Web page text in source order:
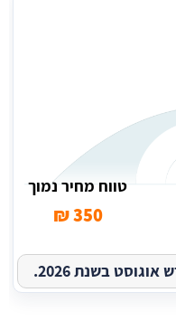
טווח מחיר נמוך
350 ₪
בשנת 2026.